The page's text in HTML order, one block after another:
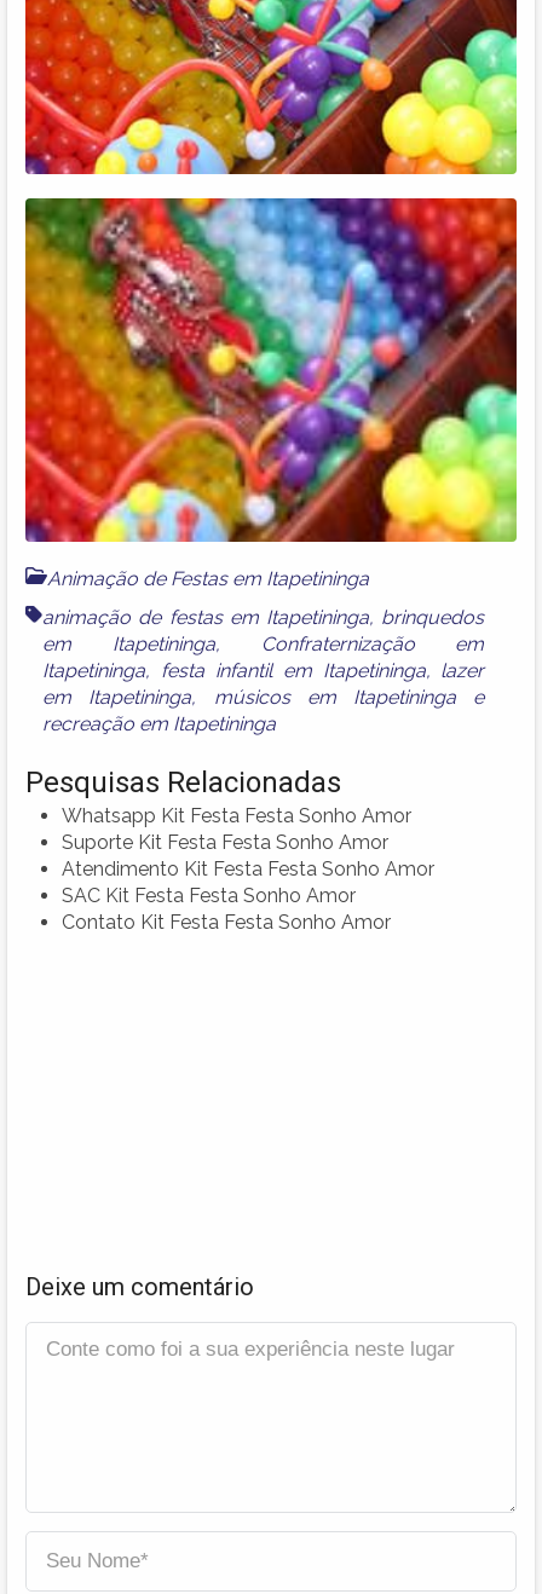
Animação de Festas em Itapetininga
animação de festas em Itapetininga, brinquedos
em Itapetininga,
Confraternização em
Itapetininga, festa infantil em Itapetininga, lazer
em Itapetininga, músicos em Itapetininga e
recreação em Itapetininga
Pesquisas Relacionadas
Whatsapp Kit Festa Festa Sonho Amor
Suporte Kit Festa Festa Sonho Amor
Atendimento Kit Festa Festa Sonho Amor
SAC Kit Festa Festa Sonho Amor
Contato Kit Festa Festa Sonho Amor
Deixe um comentário